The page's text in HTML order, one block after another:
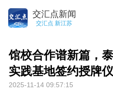
交汇点新闻
交汇点 新江苏
馆校合作谱新篇，
实践基地签约授牌
2025-11-14 09:57:15